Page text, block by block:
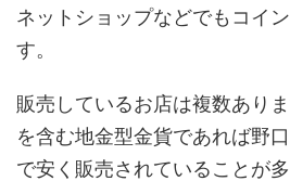
ネットショップなどでもコイ
す。
販売しているお店は複数あり
を含む地金型金貨であれば野
で安く販売されていることが多